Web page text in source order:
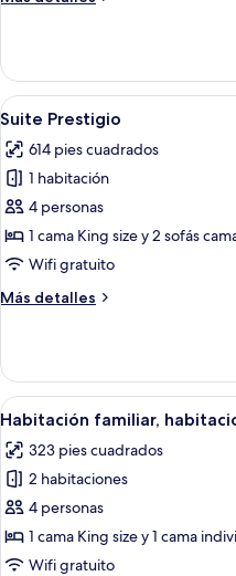
Grand
Abrir
todas
las
fotos
de
Suite
Prestigio
7
Suite Prestigio
614 pies cuadrados
1 habitación
4 personas
1 cama King size y 2 sofás
Wifi gratuito
Más detalles
Más
Prestigio
Abrir
todas
las
fotos
de
Habitación
familiar,
7
Habitación familiar,
323 pies cuadrados
2 habitaciones
4 personas
1 cama King size y 1 cama
Wifi gratuito